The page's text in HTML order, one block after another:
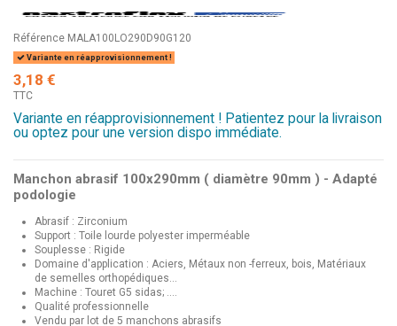
Référence MALA100LO290D90G120
Variante en réapprovisionnement !
3,18 €
TTC
Variante en réapprovisionnement ! Patientez pour la livraison
ou optez pour une version dispo immédiate.
Manchon abrasif 100x290mm ( diamètre 90mm ) - Adapté
podologie
Abrasif : Zirconium
Support : Toile lourde polyester imperméable
Souplesse : Rigide
Domaine d'application : Aciers, Métaux non -ferreux, bois, Matériaux
de semelles orthopédiques...
Machine : Touret G5 sidas; ....
Qualité professionnelle
Vendu par lot de 5 manchons abrasifs